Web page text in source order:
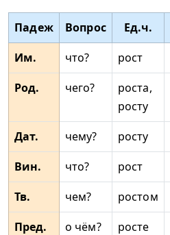
Падеж Вопрос Ед.ч.
Им.
что? рост
Род.
чего?
роста,
росту
Дат. чему? росту
Вин.
что? рост
Тв.
чем? ростом
Пред.
о чём? росте